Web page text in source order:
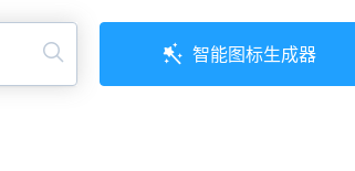
LOGO模板 智能图标生成器